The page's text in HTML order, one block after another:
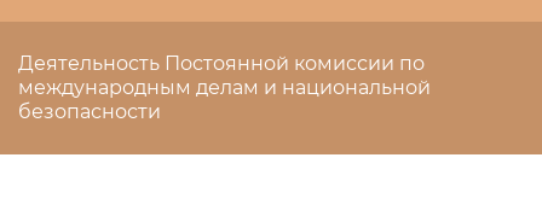
Деятельность Постоянной комиссии по
международным делам и национальной
безопасности